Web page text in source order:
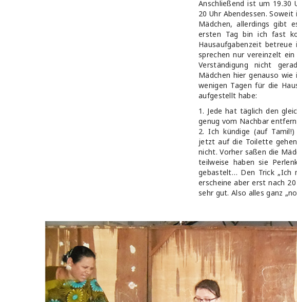
Anschließend ist um 19.30
20 Uhr Abendessen.
Mädchen, allerdings gibt
ersten Tag bin ich fast
Hausaufgabenzeit betreue
sprechen nur vereinzelt
Verständigung nicht
Mädchen hier genauso
wenigen Tagen für die
aufgestellt habe:
1. Jede hat täglich den
genug vom Nachbar
2. Ich kündige (auf
jetzt auf die Toilette
nicht. Vorher saßen die
teilweise haben sie
gebastelt… Den Trick „Ich
erscheine aber erst nach
sehr gut. Also alles ganz